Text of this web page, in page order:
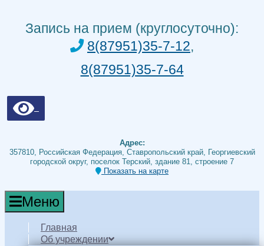
Запись на прием (круглосуточно):
8(87951)35-7-12,
8(87951)35-7-64
Адрес:
357810, Российская Федерация, Ставропольский край, Георгиевский
городской округ, поселок Терский, здание 81, строение 7
Показать на карте
Меню
Главная
Об учреждении